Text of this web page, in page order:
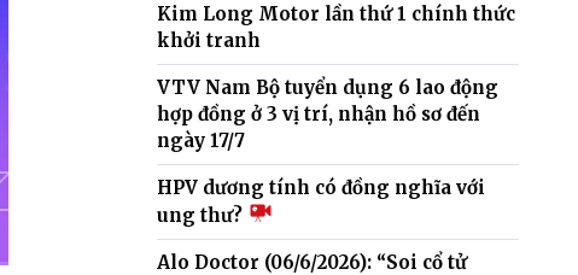
Kim Long Motor lần thứ 1 chính thức
khởi tranh
VTV Nam Bộ tuyển dụng 6 lao động
hợp đồng ở 3 vị trí, nhận hồ sơ đến
ngày 17/7
HPV dương tính có đồng nghĩa với
ung thư?
Alo Doctor (06/6/2026): “Soi cổ tử